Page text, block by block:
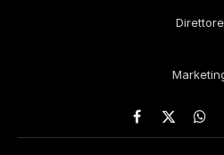
Direttore
Facebook
X